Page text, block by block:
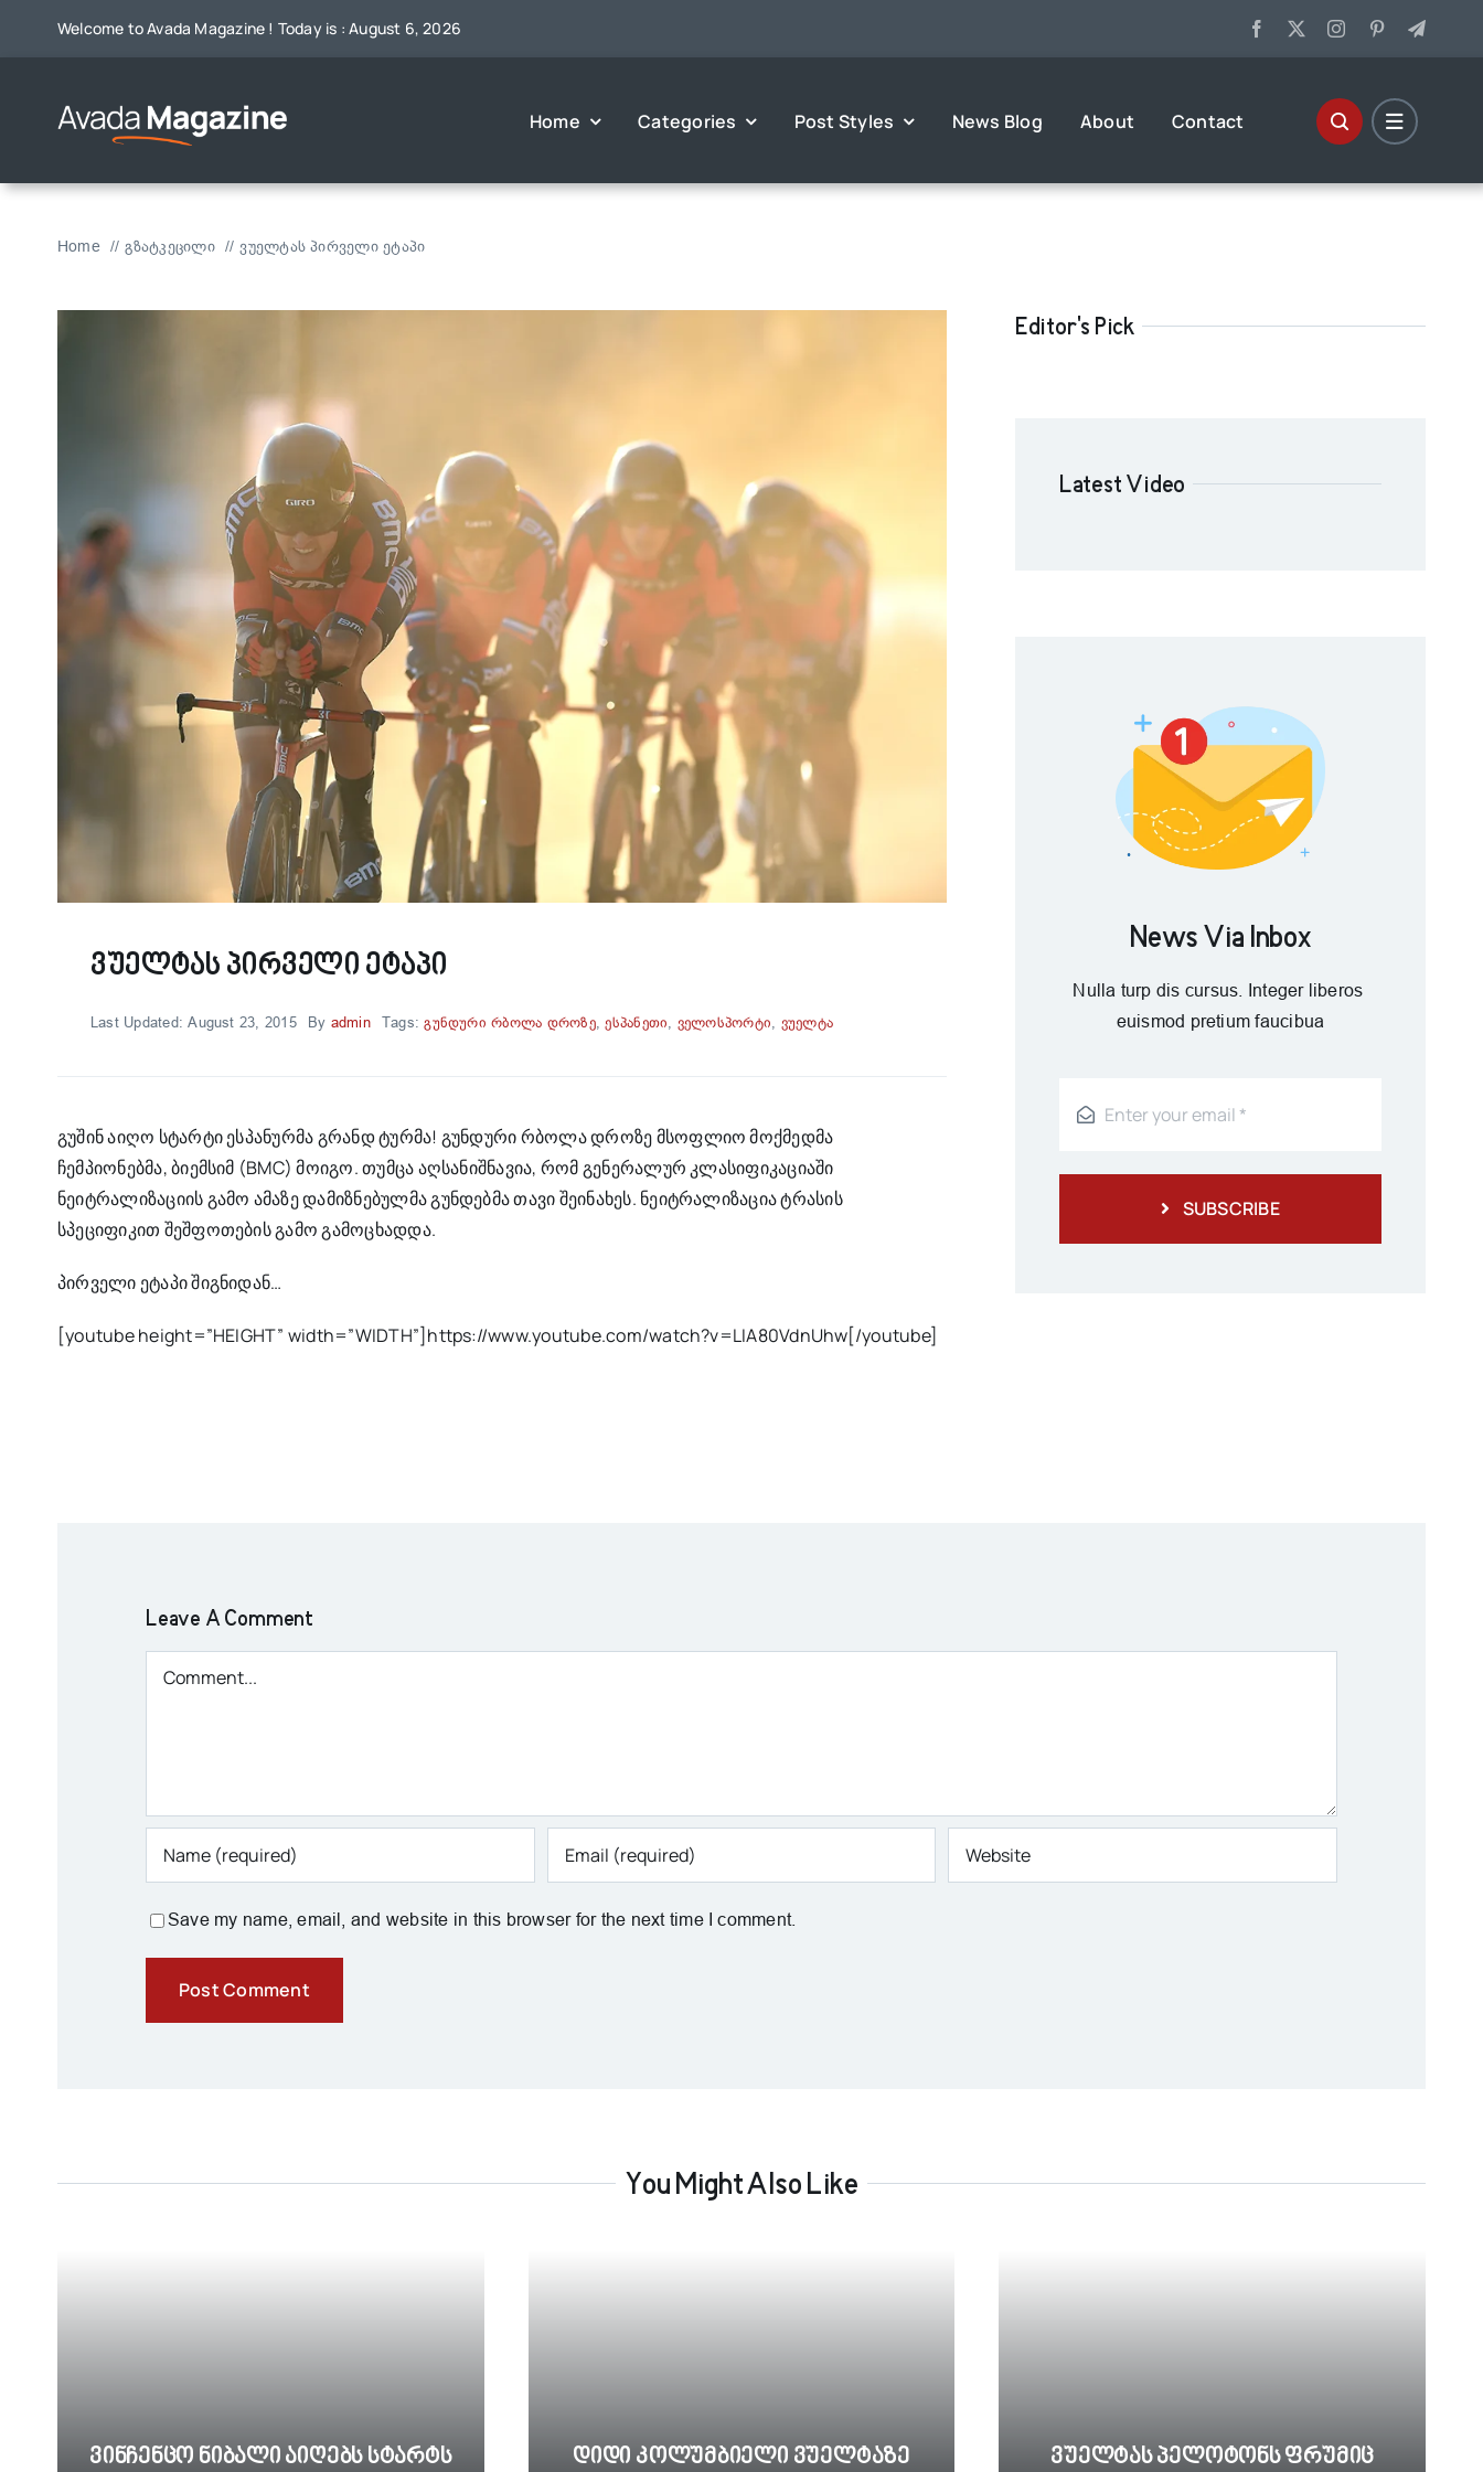
Welcome to Avada Magazine ! Today is : August 6, 2026
Home Categories Post Styles News Blog About Contact
Home გზატკეცილი ვუელტას პირველი ეტაპი
Ვუელტას Პირველი Ეტაპი
Last Updated: August 23, 2015 By admin Tags:გუნდური რბოლა დროზე,ესპანეთი, ველოსპორტი, ვუელტა
გუშინ აიღო სტარტი ესპანურმა გრანდ ტურმა! გუნდური რბოლა დროზე მსოფლიო მოქმედმა
ჩემპიონებმა, ბიემსიმ (BMC) მოიგო. თუმცა აღსანიშნავია, რომ გენერალურ კლასიფიკაციაში
ნეიტრალიზაციის გამო ამაზე დამიზნებულმა გუნდებმა თავი შეინახეს. ნეიტრალიზაცია ტრასის
სპეციფიკით შეშფოთების გამო გამოცხადდა.
პირველი ეტაპი შიგნიდან…
[youtube height=”HEIGHT” width=”WIDTH”]https://www.youtube.com/watch?v=LIA80VdnUhw[/youtube]
Editor's Pick
Latest Video
News Via Inbox
Nulla turp dis cursus. Integer liberos
euismod pretium faucibua
SUBSCRIBE
Leave A Comment
Save my name, email, and website in this browser for the next time I comment.
You Might Also Like
Ვინჩენცო Ნიბალი Აიღებს Სტარტს Დიდი Კოლუმბიელი Ვუელტაზე Ვუელტას Პელოტონს Ფრუმიც